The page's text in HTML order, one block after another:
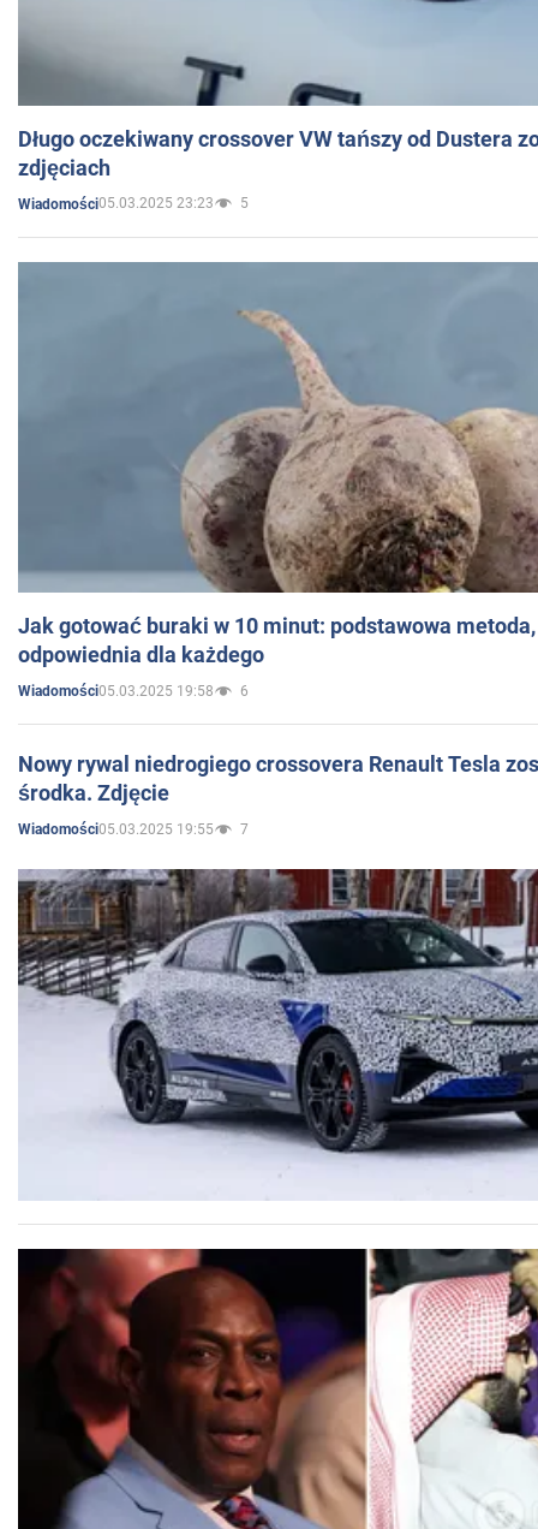
Długo oczekiwany crossover VW tańszy od Dustera
zdjęciach
Wiadomości05.03.2025 23:23 5
Jak gotować buraki w 10 minut: podstawowa
odpowiednia dla każdego
Wiadomości05.03.2025 19:58 6
Nowy rywal niedrogiego crossovera Renault Tesla
środka. Zdjęcie
Wiadomości05.03.2025 19:55 7